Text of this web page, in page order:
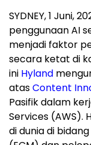
SYDNEY,1 Juni,
penggunaan AI
menjadi faktor
secara ketat di
ini Hyland
atasContent
Pasifik dalam
Services (AWS).
di dunia di